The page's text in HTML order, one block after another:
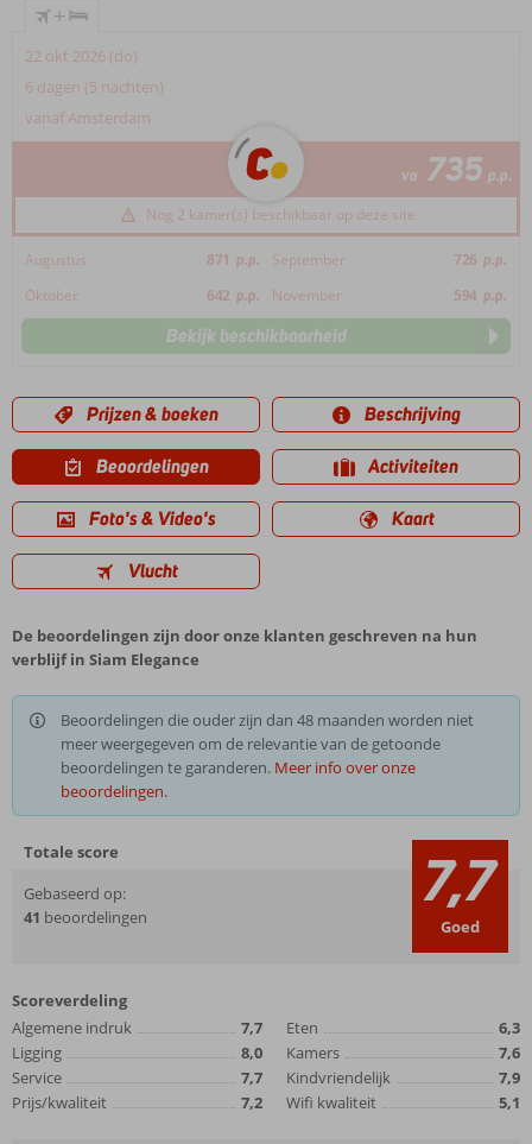
+
22 okt 2026 (do)
6 dagen (5 nachten)
vanaf Amsterdam
va 735 p.p.
Nog 2 kamer(s) beschikbaar op deze site
Augustus 871 p.p. September 726 p.p.
Oktober
642 p.p. November 594 p.p.
Bekijk beschikbaarheid
Prijzen & boeken Beschrijving
Beoordelingen Activiteiten
Foto's & Video's Kaart
Vlucht
De beoordelingen zijn door onze klanten geschreven na hun
verblijf in Siam Elegance
Beoordelingen die ouder zijn dan 48 maanden worden niet
meer weergegeven om de relevantie van de getoonde
beoordelingen te garanderen. Meer info over onze
beoordelingen.
Totale score
Gebaseerd op:
41 beoordelingen 7,7
Goed
Scoreverdeling
Algemene indruk
7,7
Ligging
8,0
Service
7,7
Prijs/kwaliteit
7,2
Eten
6,3
Kamers
7,6
Kindvriendelijk
7,9
Wifi kwaliteit
5,1